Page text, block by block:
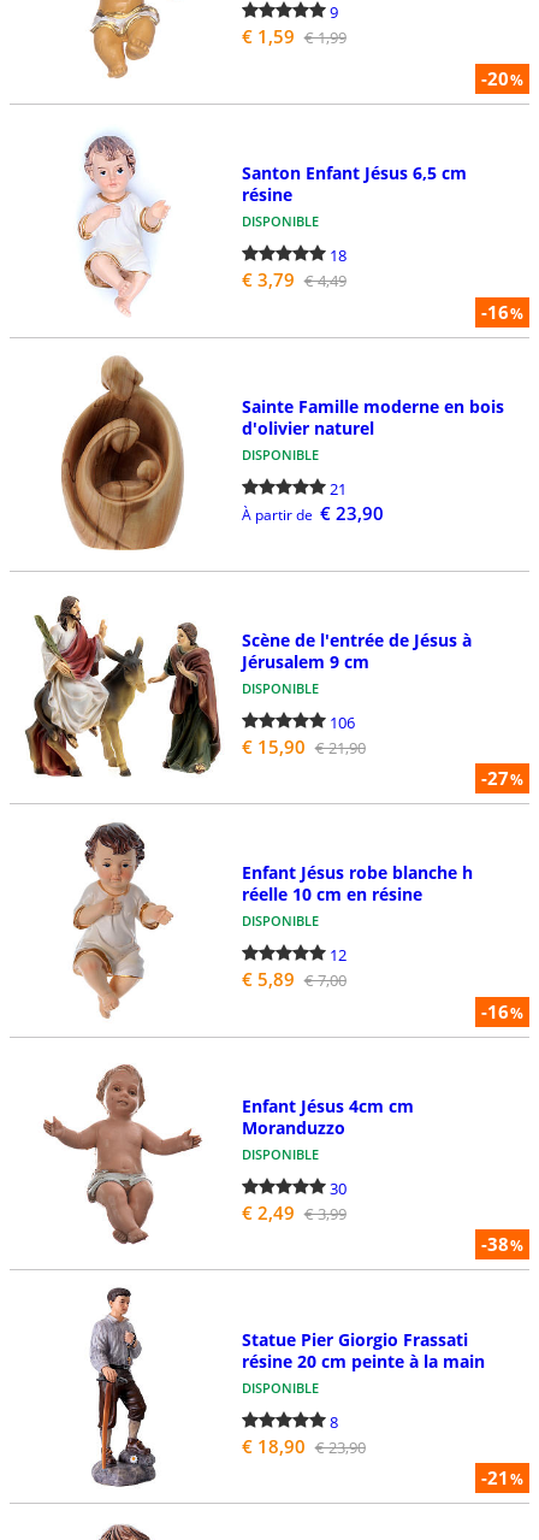
-20%
9
€ 1,59 € 1,99
-16%
Santon Enfant Jésus 6,5 cm
résine
DISPONIBLE
18
€ 3,79 € 4,49
Sainte Famille moderne en bois
d'olivier naturel
DISPONIBLE
21
À partir de € 23,90
-27%
Scène de l'entrée de Jésus à
Jérusalem 9 cm
DISPONIBLE
106
€ 15,90 € 21,90
-16%
Enfant Jésus robe blanche h
réelle 10 cm en résine
DISPONIBLE
12
€ 5,89 € 7,00
-38%
Enfant Jésus 4cm cm
Moranduzzo
DISPONIBLE
30
€ 2,49 € 3,99
-21%
Statue Pier Giorgio Frassati
résine 20 cm peinte à la main
DISPONIBLE
8
€ 18,90 € 23,90